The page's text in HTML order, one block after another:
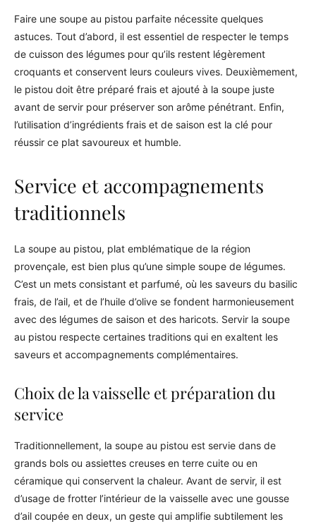
Faire une soupe au pistou parfaite nécessite quelques
astuces. Tout d’abord, il est essentiel de respecter le temps
de cuisson des légumes pour qu’ils restent légèrement
croquants et conservent leurs couleurs vives. Deuxièmement,
le pistou doit être préparé frais et ajouté à la soupe juste
avant de servir pour préserver son arôme pénétrant. Enfin,
l’utilisation d’ingrédients frais et de saison est la clé pour
réussir ce plat savoureux et humble.
Service et accompagnements
traditionnels
La soupe au pistou, plat emblématique de la région
provençale, est bien plus qu’une simple soupe de légumes.
C’est un mets consistant et parfumé, où les saveurs du basilic
frais, de l’ail, et de l’huile d’olive se fondent harmonieusement
avec des légumes de saison et des haricots. Servir la soupe
au pistou respecte certaines traditions qui en exaltent les
saveurs et accompagnements complémentaires.
Choix de la vaisselle et préparation du
service
Traditionnellement, la soupe au pistou est servie dans de
grands bols ou assiettes creuses en terre cuite ou en
céramique qui conservent la chaleur. Avant de servir, il est
d’usage de frotter l’intérieur de la vaisselle avec une gousse
d’ail coupée en deux, un geste qui amplifie subtilement les